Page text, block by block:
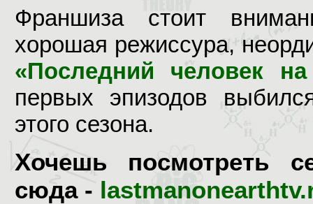
Франшиза стоит
хорошая режиссура,
«Последний человек
первых эпизодов
этого сезона.
Хочешь посмотреть
сюда -